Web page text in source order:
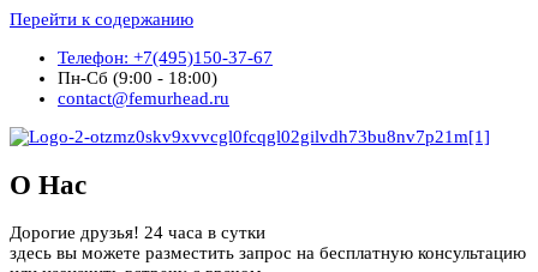
Перейти к содержанию
Телефон: +7(495)150-37-67
Пн-Сб (9:00 - 18:00)
contact@femurhead.ru
О Нас
Дорогие друзья! 24 часа в сутки
здесь вы можете разместить запрос на бесплатную консультацию